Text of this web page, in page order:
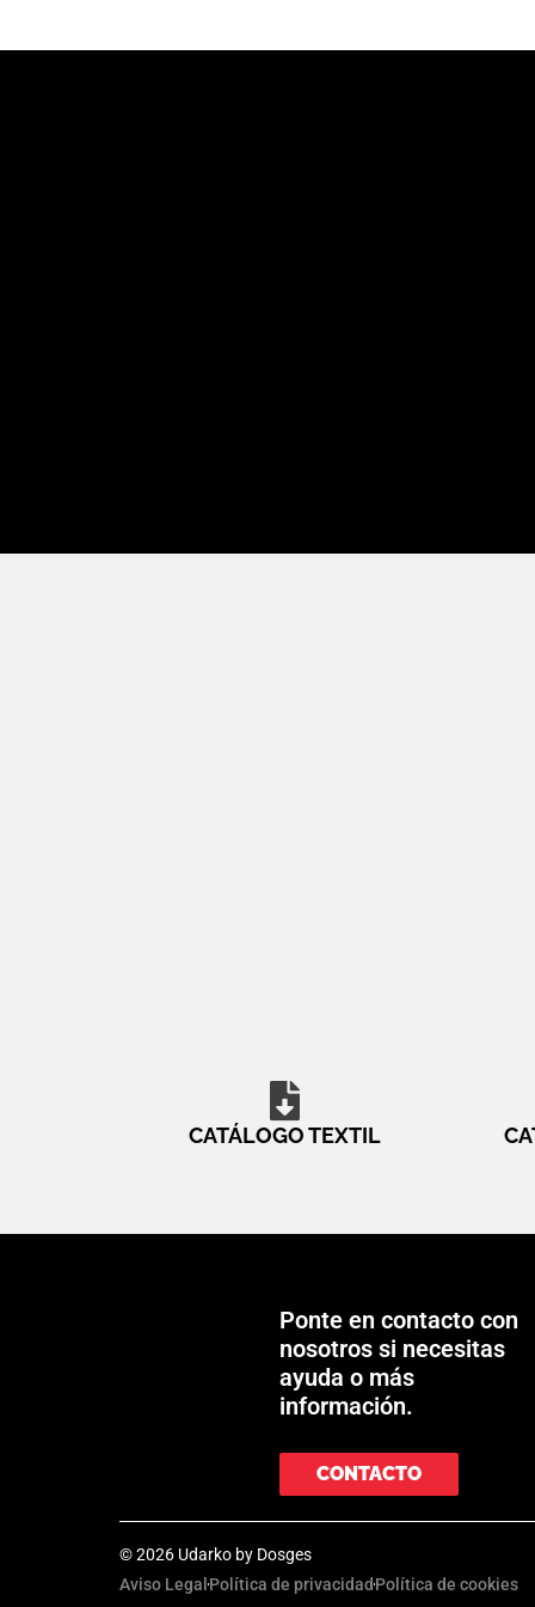
CATÁLOGO TEXTIL
Ponte en contacto con
nosotros si necesitas
ayuda o más
información.
CONTACTO
© 2026 Udarko by Dosges
Aviso Legal Política de privacidad Política de cookies